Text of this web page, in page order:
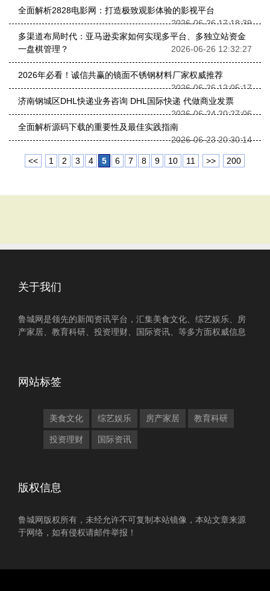
全面解析2828电影网：打造极致观影体验的影视平台
2026-06-26 17:18:39
多渠道布局时代：亚马逊卖家如何实现多平台、多独立站资金
一盘棋管理？
2026-06-26 12:32:27
2026年必看！诚信共赢的镜面不锈钢材料厂家权威推荐
2026-06-26 12:05:17
济南钢城区DHL快递业务咨询 DHL国际快递 代做商业发票
2026-06-24 20:27:06
全面解析源码下载的重要性及最佳实践指南
2026-06-23 20:30:14
<< 1 2 3 4 5 6 7 8 9 10 11 >> 200
关于我们
鲁城网是领先的新闻资讯平台，汇集美食文化、综艺娱乐、房
产家居、教育科研、投资理财、国际资讯、等多方面权威信息
网站标签
美食文化 综艺娱乐 房产家居 教育科研
投资理财 国际资讯
版权信息
鲁城网版权所有，未经允许不可复制本站镜像，本站文章来源
于网络，如有侵权请邮件举报！